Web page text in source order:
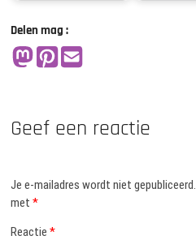
Delen mag :
Geef een reactie
Je e-mailadres wordt niet gepubliceerd.
met*
Reactie*